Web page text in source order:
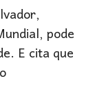
pode
E cita que